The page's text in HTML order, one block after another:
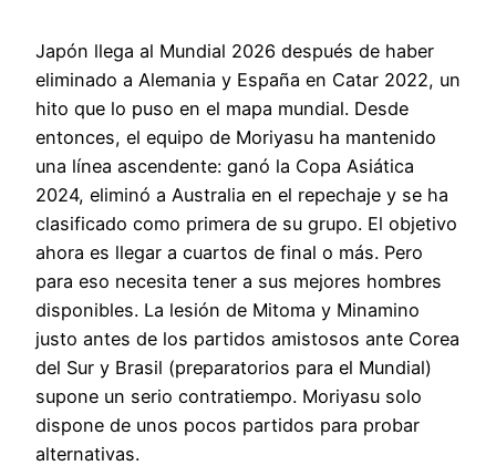
Japón llega al Mundial 2026 después de haber
eliminado a Alemania y España en Catar 2022, un
hito que lo puso en el mapa mundial. Desde
entonces, el equipo de Moriyasu ha mantenido
una línea ascendente: ganó la Copa Asiática
2024, eliminó a Australia en el repechaje y se ha
clasificado como primera de su grupo. El objetivo
ahora es llegar a cuartos de final o más. Pero
para eso necesita tener a sus mejores hombres
disponibles. La lesión de Mitoma y Minamino
justo antes de los partidos amistosos ante Corea
del Sur y Brasil (preparatorios para el Mundial)
supone un serio contratiempo. Moriyasu solo
dispone de unos pocos partidos para probar
alternativas.